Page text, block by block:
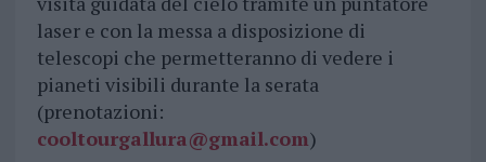
laser e con la messa a disposizione di
telescopi che permetteranno di vedere i
pianeti visibili durante la serata
(prenotazioni:
cooltourgallura@gmail.com)